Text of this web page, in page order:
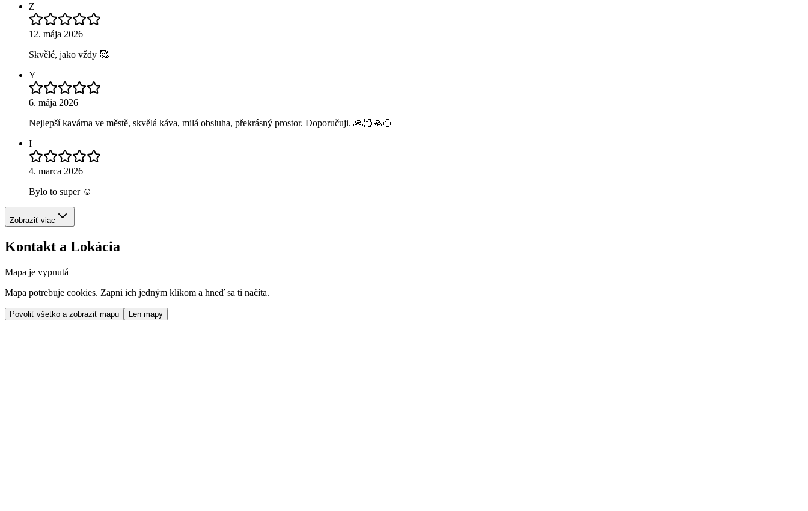
Z
12. mája 2026
Skvělé, jako vždy 🥰
Y
6. mája 2026
Nejlepší kavárna ve městě, skvělá káva, milá obsluha, překrásný prostor. Doporučuji. 🙏🏻🙏🏻
I
4. marca 2026
Bylo to super ☺️
Zobraziť viac
Kontakt a Lokácia
Mapa je vypnutá
Mapa potrebuje cookies. Zapni ich jedným klikom a hneď sa ti načíta.
Povoliť všetko a zobraziť mapu Len mapy